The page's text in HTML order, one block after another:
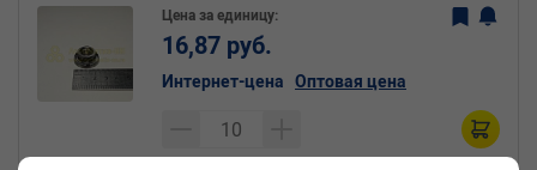
Цена за единицу:
16,87 руб.
Интернет-цена Оптовая цена